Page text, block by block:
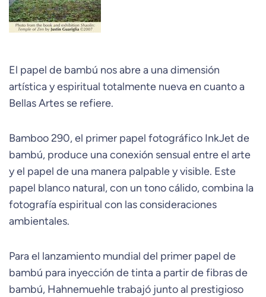
El papel de bambú nos abre a una dimensión
artística y espiritual totalmente nueva en cuanto a
Bellas Artes se refiere.
Bamboo 290, el primer papel fotográfico InkJet de
bambú, produce una conexión sensual entre el arte
y el papel de una manera palpable y visible. Este
papel blanco natural, con un tono cálido, combina la
fotografía espiritual con las consideraciones
ambientales.
Para el lanzamiento mundial del primer papel de
bambú para inyección de tinta a partir de fibras de
bambú, Hahnemuehle trabajó junto al prestigioso